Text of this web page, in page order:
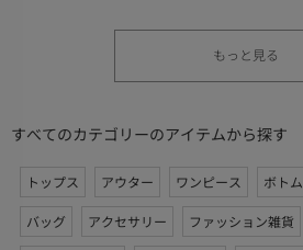
もっと見る
すべてのカテゴリーのアイテムから探す
トップス アウター ワンピース ボトム
バッグ
アクセサリー ファッション雑貨